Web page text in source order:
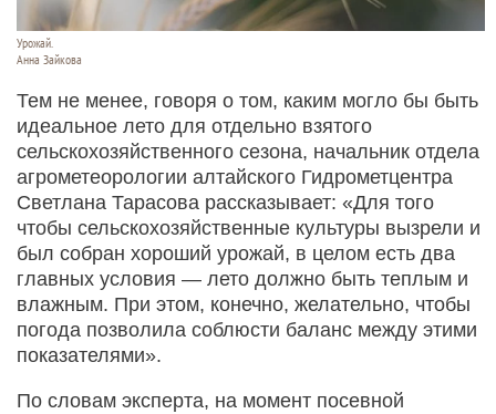
Урожай.
Анна Зайкова
Тем не менее, говоря о том, каким могло бы быть
идеальное лето для отдельно взятого
сельскохозяйственного сезона, начальник отдела
агрометеорологии алтайского Гидрометцентра
Светлана Тарасова рассказывает: «Для того
чтобы сельскохозяйственные культуры вызрели и
был собран хороший урожай, в целом есть два
главных условия — лето должно быть теплым и
влажным. При этом, конечно, желательно, чтобы
погода позволила соблюсти баланс между этими
показателями».
По словам эксперта, на момент посевной